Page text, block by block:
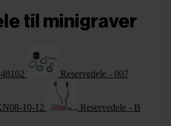
til minigraver
Reservedele - 007
10-12 Reservedele - B